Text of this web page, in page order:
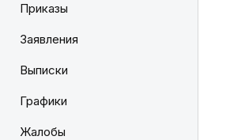
Приказы
Заявления
Выписки
Графики
Жалобы